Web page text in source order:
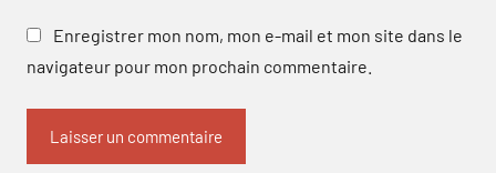
Enregistrer mon nom, mon e-mail et mon site dans le
navigateur pour mon prochain commentaire.